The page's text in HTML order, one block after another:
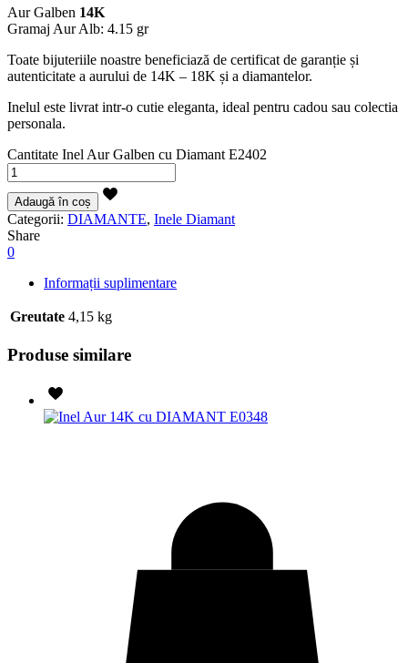
Aur Galben 14K
Gramaj Aur Alb: 4.15 gr
Toate bijuteriile noastre beneficiază de certificat de garanție și
autenticitate a aurului de 14K – 18K și a diamantelor.
Inelul este livrat intr-o cutie eleganta, ideal pentru cadou sau colectia
personala.
Cantitate Inel Aur Galben cu Diamant E2402
Adaugă în coș
Categorii: DIAMANTE, Inele Diamant
Share
0
Informații suplimentare
Greutate 4,15 kg
Produse similare